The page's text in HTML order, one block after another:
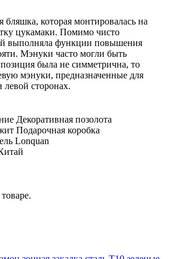
бляшка, которая монтировалась на
цукамаки. Помимо чисто
выполняла функции повышения
Мэнуки часто могли быть
была не симметрична, то
мэнуки, предназначенные для
левой сторонах.
Декоративная позолота
Подарочная коробка
Lonquan